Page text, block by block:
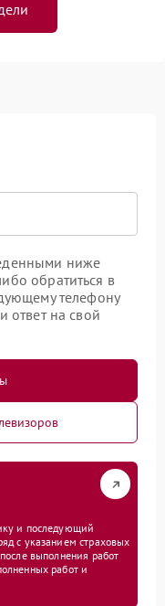
ниже
обратиться в
телефону
ответ на свой
и последующий
с указанием страховых
выполнения работ
работ и